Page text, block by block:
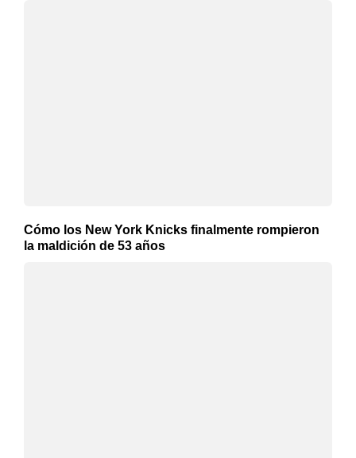
Cómo los New York Knicks finalmente rompieron
la maldición de 53 años